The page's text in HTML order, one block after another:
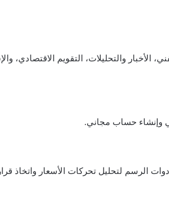
الأخبار والتحليلات، التقويم الاقتصادي،
الرسم لتحليل تحركات الأسعار واتخاذ